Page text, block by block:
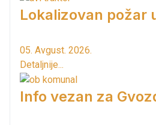
Lokalizovan požar
05. Avgust. 2026.
Detaljnije...
Info vezan za